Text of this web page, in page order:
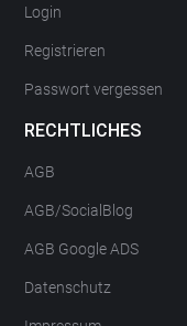
Login
Registrieren
Passwort vergessen
RECHTLICHES
AGB
AGB/SocialBlog
AGB Google ADS
Datenschutz